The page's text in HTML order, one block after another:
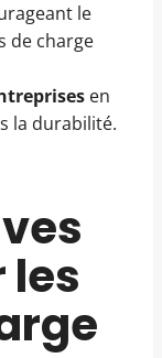
le
de charge
en
la durabilité.
les